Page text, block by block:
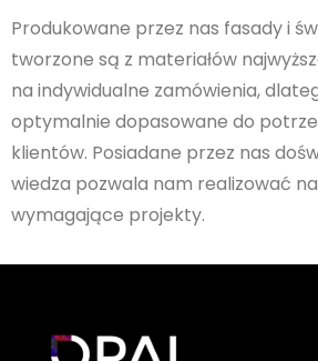
Produkowane przez nas fasady i
tworzone są z materiałów
na indywidualne zamówienia,
optymalnie dopasowane do
klientów. Posiadane przez nas
wiedza pozwala nam realizować
wymagające projekty.